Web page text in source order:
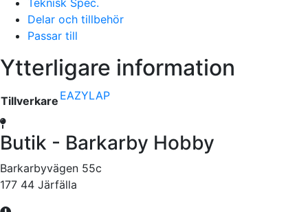
Delar och tillbehör
Passar till
Ytterligare information
Tillverkare EAZYLAP
Butik - Barkarby Hobby
Barkarbyvägen 55c
177 44 Järfälla